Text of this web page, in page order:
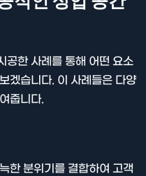
공한 사례를 통해 어떤 요소
겠습니다. 이 사례들은 다양
줍니다.
한 분위기를 결합하여 고객